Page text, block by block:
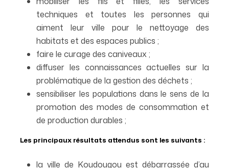
techniques et toutes les personnes qui
aiment leur ville pour le nettoyage des
habitats et des espaces publics ;
faire le curage des caniveaux ;
diffuser les connaissances actuelles sur la
problématique de la gestion des déchets ;
sensibiliser les populations dans le sens de la
promotion des modes de consommation et
de production durables ;
Les principaux résultats attendus sont les suivants :
la ville de Koudougou est débarrassée d’au